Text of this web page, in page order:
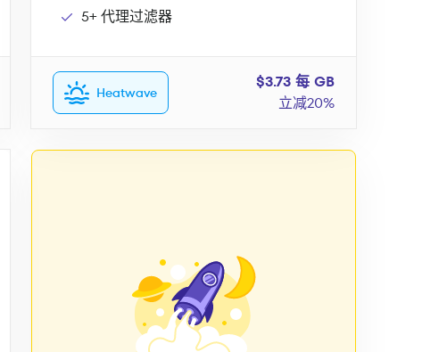
5+ 代理过滤器
Heatwave
$3.73 每 GB
立减20%